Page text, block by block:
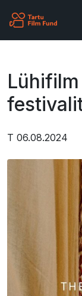
Lühifilm
T 06.08.2024